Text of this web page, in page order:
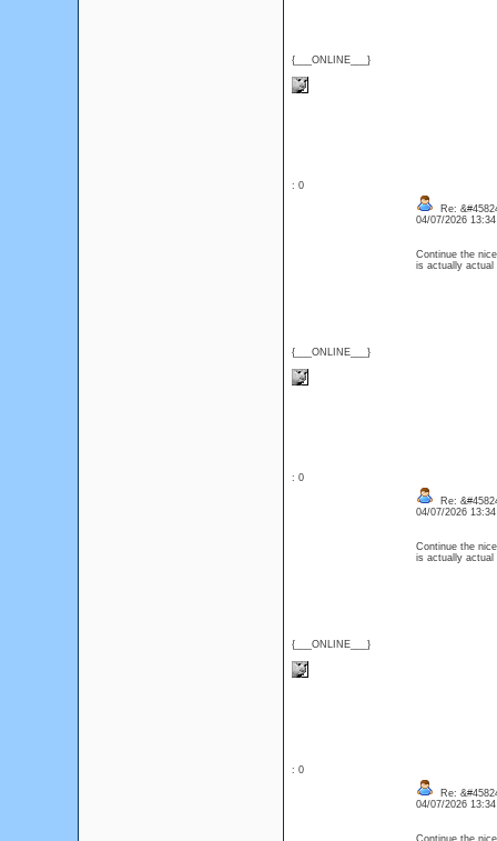
{___ONLINE___}
: 0
{___ONLINE___}
Re:
04/07/2026
Continue the
is actually
: 0
{___ONLINE___}
Re:
04/07/2026
Continue the
is actually
: 0
Re:
04/07/2026
Continue the